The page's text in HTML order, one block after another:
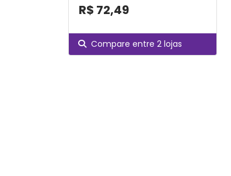
R$ 72,49
Compare entre 2 lojas